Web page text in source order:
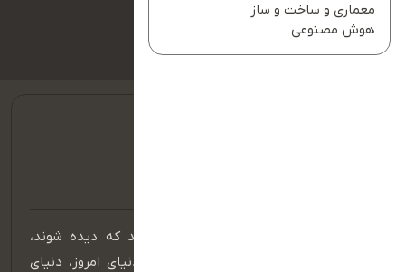
معماری و ساخت و ساز
هوش مصنوعی
در عصر دیجیتال، برندهایی موفق هستند که دیده شوند،
شنیده شوند و در ذهن مخاطب بمانند. دنیای امروز، دنیای